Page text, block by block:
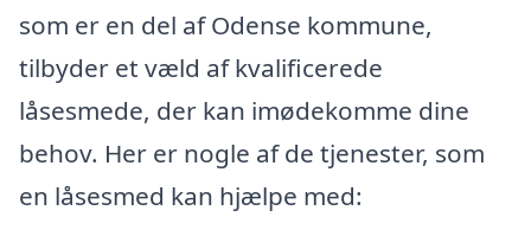
som er en del af Odense kommune,
tilbyder et væld af kvalificerede
låsesmede, der kan imødekomme dine
behov. Her er nogle af de tjenester, som
en låsesmed kan hjælpe med: